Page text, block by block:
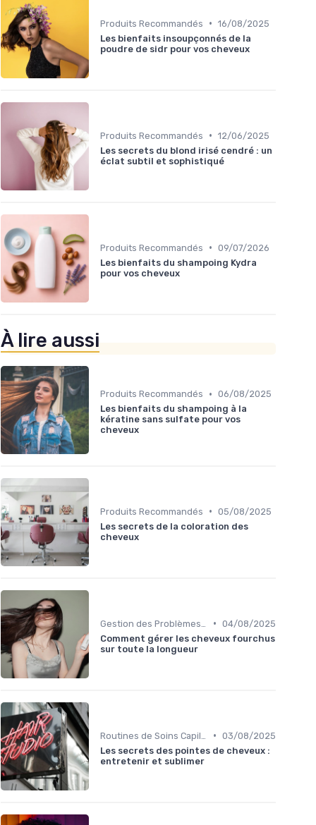
Produits Recommandés • 16/08/2025
Les bienfaits insoupçonnés de la
poudre de sidr pour vos cheveux
Produits Recommandés • 12/06/2025
Les secrets du blond irisé cendré : un
éclat subtil et sophistiqué
Produits Recommandés • 09/07/2026
Les bienfaits du shampoing Kydra
pour vos cheveux
À lire aussi
Produits Recommandés • 06/08/2025
Les bienfaits du shampoing à la
kératine sans sulfate pour vos
cheveux
Produits Recommandés • 05/08/2025
Les secrets de la coloration des
cheveux
• 04/08/2025
Comment gérer les cheveux fourchus
sur toute la longueur
• 03/08/2025
Les secrets des pointes de cheveux :
entretenir et sublimer